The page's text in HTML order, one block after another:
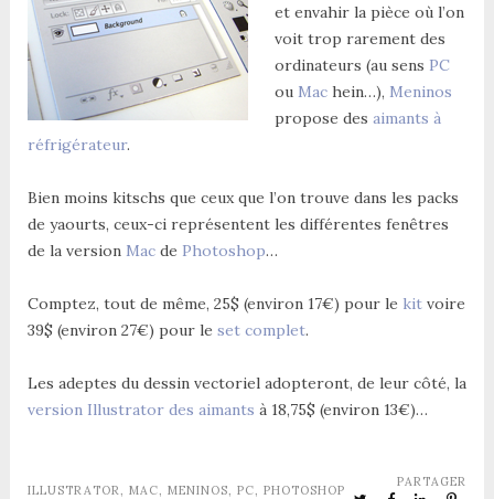
et envahir la pièce où l’on
voit trop rarement des
ordinateurs (au sens PC
ou Machein…), Meninos
propose des aimants à
réfrigérateur.
Bien moins kitschs que ceux que l’on trouve dans les packs
de yaourts, ceux-ci représentent les différentes fenêtres
de la version Macde Photoshop…
Comptez, tout de même, 25$ (environ 17€) pour le kitvoire
39$ (environ 27€) pour le set complet.
Les adeptes du dessin vectoriel adopteront, de leur côté, la
version Illustrator des aimants à 18,75$ (environ 13€)…
ILLUSTRATOR, MAC, MENINOS, PC, PHOTOSHOP
PARTAGER